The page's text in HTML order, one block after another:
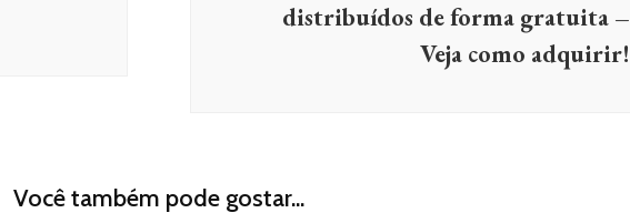
distribuídos de forma gratuita –
Veja como adquirir!
Você também pode gostar...
A Casa de Dinamite: o filme que
nos lembra que vivemos prestes a